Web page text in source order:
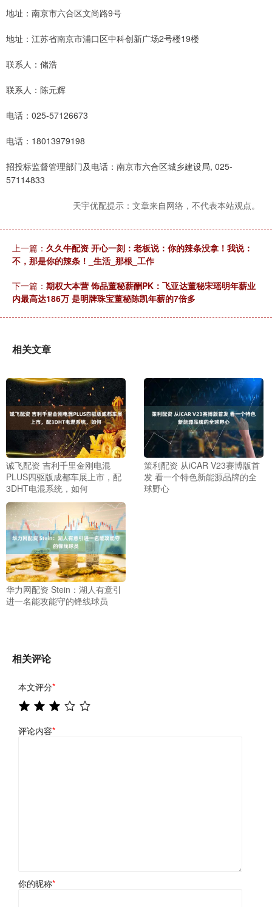
地址：南京市六合区文尚路9号
地址：江苏省南京市浦口区中科创新广场2号楼19楼
联系人：储浩
联系人：陈元辉
电话：025-57126673
电话：18013979198
招投标监督管理部门及电话：南京市六合区城乡建设局, 025-
57114833
天宇优配提示：文章来自网络，不代表本站观点。
上一篇： 久久牛配资 开心一刻：老板说：你的辣条没拿！我说：
不，那是你的辣条！_生活_那根_工作
下一篇： 期权大本营 饰品董秘薪酬PK：飞亚达董秘宋瑶明年薪业
内最高达186万 是明牌珠宝董秘陈凯年薪的7倍多
相关文章
诚飞配资 吉利千里金刚电混
PLUS四驱版成都车展上市，配
3DHT电混系统，如何
策利配资 从iCAR V23赛博版首
发 看一个特色新能源品牌的全
球野心
华力网配资 Stein：湖人有意引
进一名能攻能守的锋线球员
相关评论
本文评分*
评论内容*
你的昵称*